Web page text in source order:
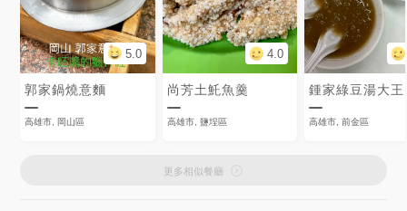
5.0
郭家鍋燒意麵
高雄市, 岡山區
4.0
尚芳土魠魚羹
高雄市, 鹽埕區
鍾家綠豆湯大王
高雄市, 前金區
更多相似餐廳